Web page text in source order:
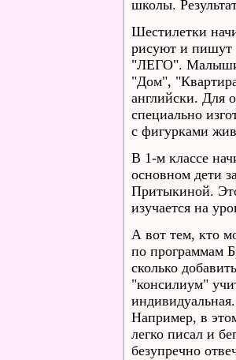
школы.
Шестилетки
рисуют и пишут
"ЛЕГО". Малыши
"Дом",
английски. Для
специально
с фигурками
В 1-м классе
основном дети
Притыкиной.
изучается на
А вот тем, кто
по программам
сколько
"консилиум"
Например, в
легко писал и
безупречно